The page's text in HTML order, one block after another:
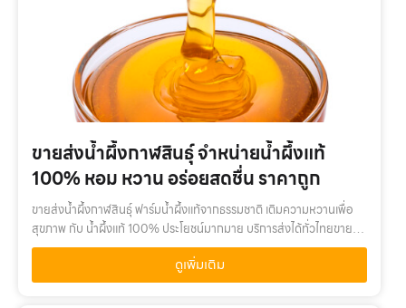
ขายส่งน้ำผึ้งกาฬสินธุ์ จำหน่ายน้ำผึ้งแท้
100% หอม หวาน อร่อยสดชื่น ราคาถูก
ขายส่งน้ำผึ้งกาฬสินธุ์ ฟาร์มน้ำผึ้งแท้จากธรรมชาติ เติมความหวานเพื่อ
สุขภาพ กับ น้ำผึ้งแท้ 100% ประโยชน์มากมาย บริการส่งได้ทั่วไทยขายส่ง
น้ำผึ้งกาฬสินธุ์ เติมความหวานเพื่อสุขภาพ กับ น้ำผึ้งแท้ 100% คุณค่…
ดูเพิ่มเติม